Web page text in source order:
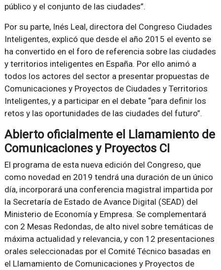
público y el conjunto de las ciudades”.
Por su parte, Inés Leal, directora del Congreso Ciudades
Inteligentes, explicó que desde el año 2015 el evento se
ha convertido en el foro de referencia sobre las ciudades
y territorios inteligentes en España. Por ello animó a
todos los actores del sector a presentar propuestas de
Comunicaciones y Proyectos de Ciudades y Territorios
Inteligentes, y a participar en el debate “para definir los
retos y las oportunidades de las ciudades del futuro”.
Abierto oficialmente el Llamamiento de
Comunicaciones y Proyectos CI
El programa de esta nueva edición del Congreso, que
como novedad en 2019 tendrá una duración de un único
día, incorporará una conferencia magistral impartida por
la Secretaría de Estado de Avance Digital (SEAD) del
Ministerio de Economía y Empresa. Se complementará
con 2 Mesas Redondas, de alto nivel sobre temáticas de
máxima actualidad y relevancia, y con 12 presentaciones
orales seleccionadas por el Comité Técnico basadas en
el Llamamiento de Comunicaciones y Proyectos de